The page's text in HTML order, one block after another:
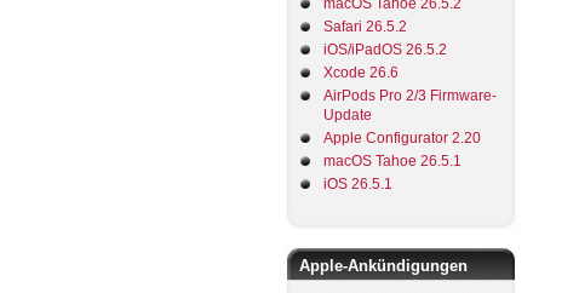
macOS Tahoe 26.5.2
Safari 26.5.2
iOS/iPadOS 26.5.2
Xcode 26.6
AirPods Pro 2/3 Firmware-
Update
Apple Configurator 2.20
macOS Tahoe 26.5.1
iOS 26.5.1
Apple-Ankündigungen